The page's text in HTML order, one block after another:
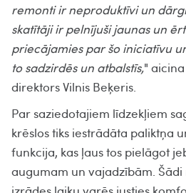
remonti ir neproduktīvi un
skatītāji ir pelnījuši jaunas un
priecājamies par šo iniciatīvu
to sadzirdēs un atbalstīs,"
direktors Vilnis Beķeris.
Par saziedotajiem līdzekļiem
krēslos tiks iestrādāta paliktņa
funkcija, kas ļaus tos pielāgot
augumam un vajadzībām. Šādi